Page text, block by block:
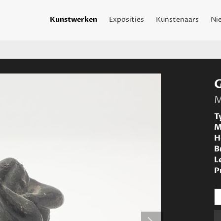
Kunstwerken Exposities Kunstenaars